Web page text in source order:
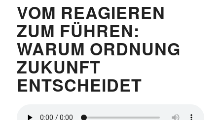
VOM REAGIEREN
ZUM FÜHREN:
WARUM ORDNUNG
ZUKUNFT
ENTSCHEIDET